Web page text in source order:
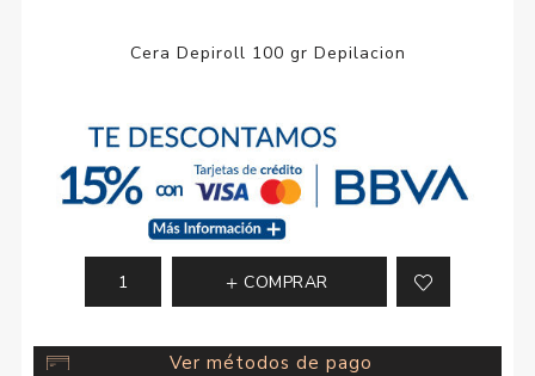
Cera Depiroll 100 gr Depilacion
COMPRAR
Ver métodos de pago